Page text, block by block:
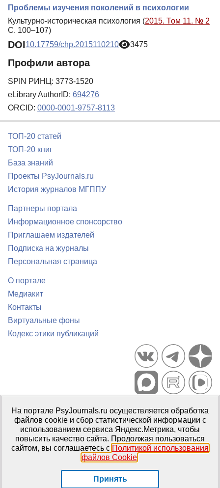
Проблемы изучения поколений в психологии
Культурно-историческая психология (2015. Том 11. № 2
С. 100–107)
DOI10.17759/chp.2015110210 3475
Профили автора
SPIN РИНЦ: 3773-1520
eLibrary AuthorID: 694276
ORCID: 0000-0001-9757-8113
ТОП-20 статей
ТОП-20 книг
База знаний
Проекты PsyJournals.ru
История журналов МГППУ
Партнеры портала
Информационное спонсорство
Приглашаем издателей
Подписка на журналы
Персональная страница
О портале
Медиакит
Контакты
Виртуальные фоны
Кодекс этики публикаций
Портал психологических изданий PsyJournals.ru, 2007–2026
Правила использования материалов
Свидетельство регистрации СМИЭл № ФС77-66447 от 14 июля
2016 г.
Издатель: ФГБОУ ВО МГППУ
На портале PsyJournals.ru осуществляется обработка
файлов cookie и сбор статистической информации с
использованием сервиса Яндекс.Метрика, чтобы
повысить качество сайта. Продолжая пользоваться
сайтом, вы соглашаетесь с Политикой использования
файлов Cookie.
Принять